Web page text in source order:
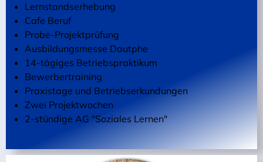
Lernstandserhebung
Cafe Beruf
Probe-Projektprüfung
Ausbildungsmesse Dautphe
14-tägiges Betriebspraktikum
Bewerbertraining
Praxistage und Betriebserkundungen
Zwei Projektwochen
2-stündige AG "Soziales Lernen"